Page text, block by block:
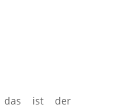
das ist der